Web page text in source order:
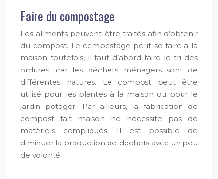
Faire du compostage
Les aliments peuvent être traités afin d’obtenir
du compost. Le compostage peut se faire à la
maison toutefois, il faut d’abord faire le tri des
ordures, car les déchets ménagers sont de
différentes natures. Le compost peut être
utilisé pour les plantes à la maison ou pour le
jardin potager. Par ailleurs, la fabrication de
compost fait maison ne nécessite pas de
matériels compliqués. Il est possible de
diminuer la production de déchets avec un peu
de volonté.